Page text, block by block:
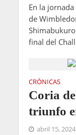
En la
de
final del
CRÓNICAS
Coria
triunfo
abril 15, 2024